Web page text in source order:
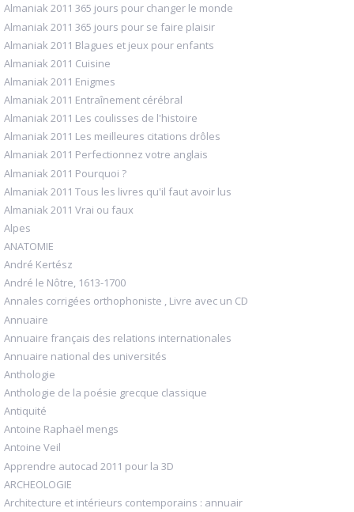
Almaniak 2011 365 jours pour changer le monde
Almaniak 2011 365 jours pour se faire plaisir
Almaniak 2011 Blagues et jeux pour enfants
Almaniak 2011 Cuisine
Almaniak 2011 Enigmes
Almaniak 2011 Entraînement cérébral
Almaniak 2011 Les coulisses de l'histoire
Almaniak 2011 Les meilleures citations drôles
Almaniak 2011 Perfectionnez votre anglais
Almaniak 2011 Pourquoi ?
Almaniak 2011 Tous les livres qu'il faut avoir lus
Almaniak 2011 Vrai ou faux
Alpes
ANATOMIE
André Kertész
André le Nôtre, 1613-1700
Annales corrigées orthophoniste , Livre avec un CD
Annuaire
Annuaire français des relations internationales
Annuaire national des universités
Anthologie
Anthologie de la poésie grecque classique
Antiquité
Antoine Raphaël mengs
Antoine Veil
Apprendre autocad 2011 pour la 3D
ARCHEOLOGIE
Architecture et intérieurs contemporains : annuair